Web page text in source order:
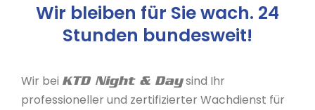
Wir bleiben für Sie wach. 24
Stunden bundesweit!
Wir bei KTD Night & Daysind Ihr
professioneller und zertifizierter Wachdienst für